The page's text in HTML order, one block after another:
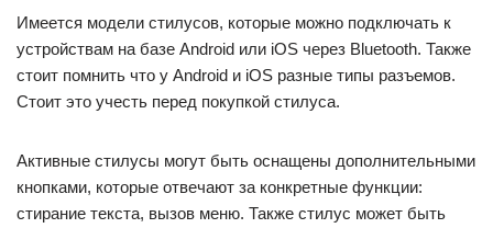
Имеется модели стилусов, которые можно подключать к
устройствам на базе Android или iOS через Bluetooth. Также
стоит помнить что у Android и iOS разные типы разъемов.
Стоит это учесть перед покупкой стилуса.
Активные стилусы могут быть оснащены дополнительными
кнопками, которые отвечают за конкретные функции:
стирание текста, вызов меню. Также стилус может быть